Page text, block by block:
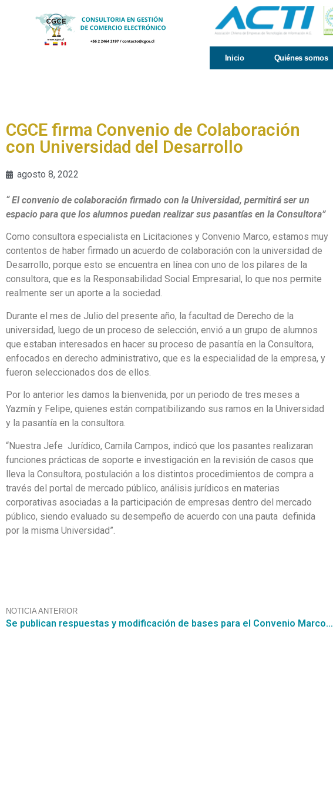
Inicio Quiénes somos
CGCE firma Convenio de Colaboración
con Universidad del Desarrollo
agosto 8, 2022
“ El convenio de colaboración firmado con la Universidad, permitirá ser un
espacio para que los alumnos puedan realizar sus pasantías en la Consultora”
Como consultora especialista en Licitaciones y Convenio Marco, estamos muy
contentos de haber firmado un acuerdo de colaboración con la universidad de
Desarrollo, porque esto se encuentra en línea con uno de los pilares de la
consultora, que es la Responsabilidad Social Empresarial, lo que nos permite
realmente ser un aporte a la sociedad.
Durante el mes de Julio del presente año, la facultad de Derecho de la
universidad, luego de un proceso de selección, envió a un grupo de alumnos
que estaban interesados en hacer su proceso de pasantía en la Consultora,
enfocados en derecho administrativo, que es la especialidad de la empresa, y
fueron seleccionados dos de ellos.
Por lo anterior les damos la bienvenida, por un periodo de tres meses a
Yazmín y Felipe, quienes están compatibilizando sus ramos en la Universidad
y la pasantía en la consultora.
“Nuestra Jefe Jurídico, Camila Campos, indicó que los pasantes realizaran
funciones prácticas de soporte e investigación en la revisión de casos que
lleva la Consultora, postulación a los distintos procedimientos de compra a
través del portal de mercado público, análisis jurídicos en materias
corporativas asociadas a la participación de empresas dentro del mercado
público, siendo evaluado su desempeño de acuerdo con una pauta definida
por la misma Universidad”.
NOTICIA ANTERIOR
Se publican respuestas y modificación de bases para el Convenio Marco de Artículos de Aseo e Higiene, ID 2239-9-LR22